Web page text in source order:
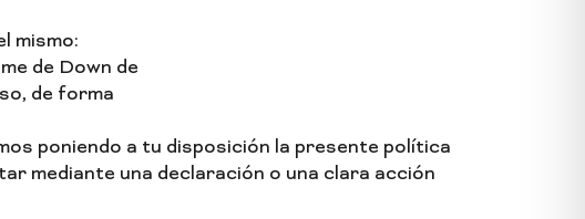
mismo:
de Down de
de forma
poniendo a tu disposición la presente política
mediante una declaración o una clara acción